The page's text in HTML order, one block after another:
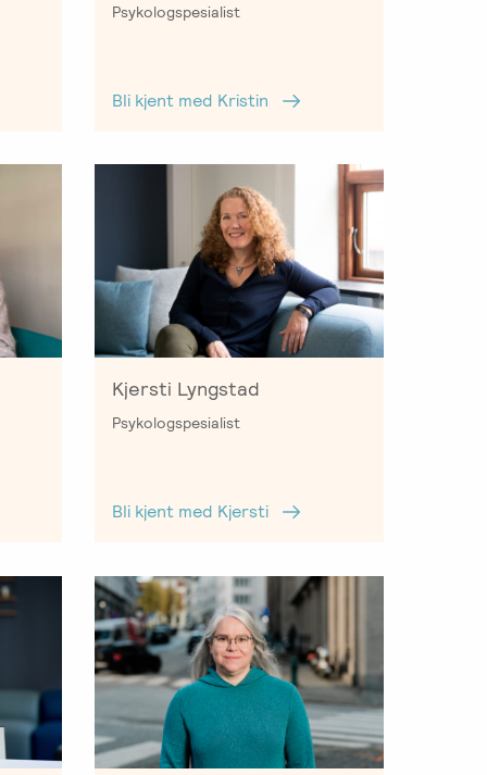
Psykologspesialist
Bli kjent med Kristin
Kjersti Lyngstad
Psykologspesialist
Bli kjent med Kjersti